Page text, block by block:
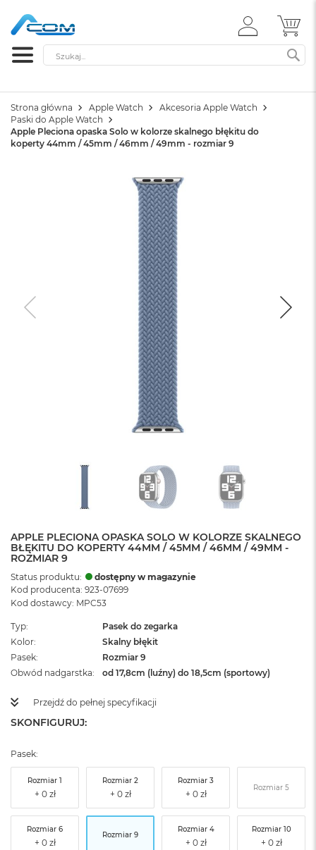
ZALOGUJ
SIĘ
Szukaj
Strona główna Apple Watch
Akcesoria Apple Watch
Paski do Apple Watch
Apple Pleciona opaska Solo w kolorze skalnego błękitu do
koperty 44mm / 45mm / 46mm / 49mm - rozmiar 9
APPLE PLECIONA OPASKA SOLO W KOLORZE SKALNEGO
BŁĘKITU DO KOPERTY 44MM / 45MM / 46MM / 49MM -
ROZMIAR 9
Status produktu:
dostępny w magazynie
Kod producenta: 923-07699
Kod dostawcy: MPC53
Typ
Pasek do zegarka
Kolor
Skalny błękit
Pasek
Rozmiar 9
Obwód nadgarstka
od 17,8cm (luźny) do 18,5cm (sportowy)
Przejdź do pełnej specyfikacji
SKONFIGURUJ:
Pasek:
Rozmiar 1 Rozmiar 2 Rozmiar 3
Rozmiar 5
Rozmiar 6
Rozmiar 9
Rozmiar 4 Rozmiar 10